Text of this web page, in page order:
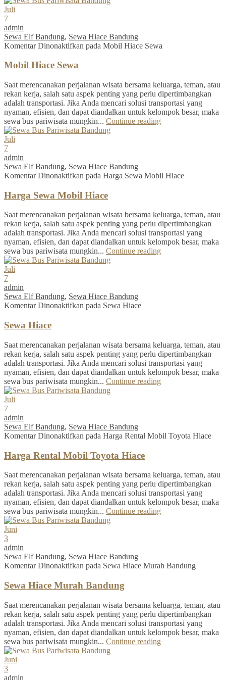
Juli
7
admin
Sewa Elf Bandung, Sewa Hiace Bandung
Komentar Dinonaktifkan pada Mobil Hiace Sewa
Mobil Hiace Sewa
Saat merencanakan perjalanan wisata bersama keluarga, teman, atau
rekan kerja, salah satu aspek penting yang perlu dipertimbangkan
adalah transportasi. Jika Anda mencari solusi transportasi yang
nyaman, efisien, dan dapat diandalkan untuk kelompok besar, maka
sewa bus pariwisata mungkin... Continue reading
Juli
7
admin
Sewa Elf Bandung, Sewa Hiace Bandung
Komentar Dinonaktifkan pada Harga Sewa Mobil Hiace
Harga Sewa Mobil Hiace
Saat merencanakan perjalanan wisata bersama keluarga, teman, atau
rekan kerja, salah satu aspek penting yang perlu dipertimbangkan
adalah transportasi. Jika Anda mencari solusi transportasi yang
nyaman, efisien, dan dapat diandalkan untuk kelompok besar, maka
sewa bus pariwisata mungkin... Continue reading
Juli
7
admin
Sewa Elf Bandung, Sewa Hiace Bandung
Komentar Dinonaktifkan pada Sewa Hiace
Sewa Hiace
Saat merencanakan perjalanan wisata bersama keluarga, teman, atau
rekan kerja, salah satu aspek penting yang perlu dipertimbangkan
adalah transportasi. Jika Anda mencari solusi transportasi yang
nyaman, efisien, dan dapat diandalkan untuk kelompok besar, maka
sewa bus pariwisata mungkin... Continue reading
Juli
7
admin
Sewa Elf Bandung, Sewa Hiace Bandung
Komentar Dinonaktifkan pada Harga Rental Mobil Toyota Hiace
Harga Rental Mobil Toyota Hiace
Saat merencanakan perjalanan wisata bersama keluarga, teman, atau
rekan kerja, salah satu aspek penting yang perlu dipertimbangkan
adalah transportasi. Jika Anda mencari solusi transportasi yang
nyaman, efisien, dan dapat diandalkan untuk kelompok besar, maka
sewa bus pariwisata mungkin... Continue reading
Juni
3
admin
Sewa Elf Bandung, Sewa Hiace Bandung
Komentar Dinonaktifkan pada Sewa Hiace Murah Bandung
Sewa Hiace Murah Bandung
Saat merencanakan perjalanan wisata bersama keluarga, teman, atau
rekan kerja, salah satu aspek penting yang perlu dipertimbangkan
adalah transportasi. Jika Anda mencari solusi transportasi yang
nyaman, efisien, dan dapat diandalkan untuk kelompok besar, maka
sewa bus pariwisata mungkin... Continue reading
Juni
3
admin